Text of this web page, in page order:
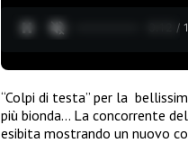
0:14 /
“Colpi di testa” per la
più bionda… La concorrente
esibita mostrando un nuovo